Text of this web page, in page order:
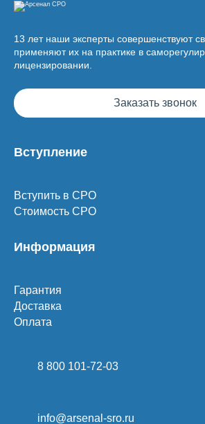
13 лет наши эксперты совершенствуют
применяют их на практике в
лицензировании.
Заказать звонок
Вступление
Вступить в СРО
Стоимость СРО
Информация
Гарантия
Доставка
Оплата
8 800 101-72-03
info@arsenal-sro.ru